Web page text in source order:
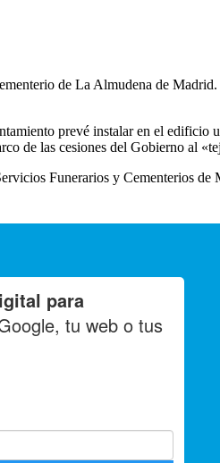
de La Almudena de
prevé instalar en el edificio
de las cesiones del Gobierno al
Funerarios y Cementerios de